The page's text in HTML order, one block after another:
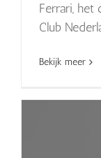
Ferrari, het
Club
Bekijk meer